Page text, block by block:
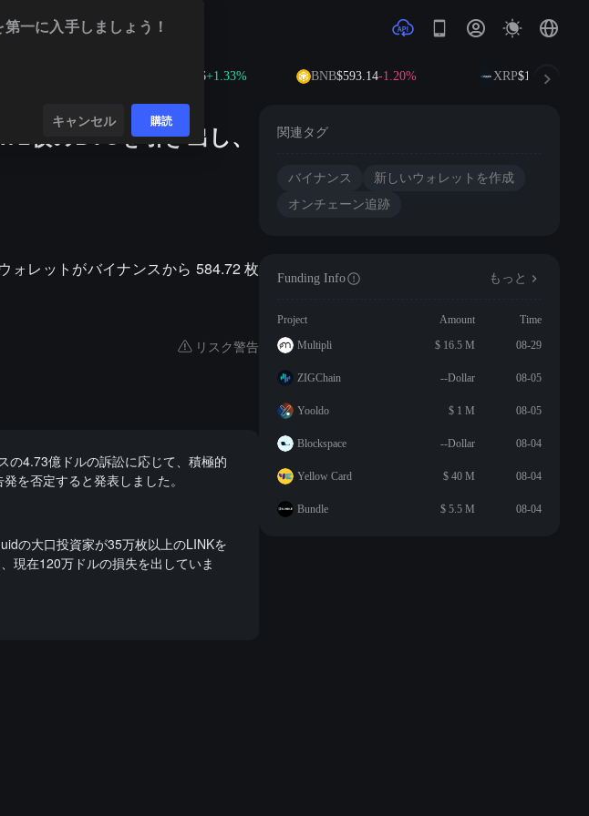
+1.33% BNB$593.14-1.20% XRP$1.04 -2.18%
枚のBTCを引き出し、
ォレットがバイナンスから 584.72 枚
リスク警告
の4.73億ドルの訴訟に応じて、積極的
を否定すると発表しました。
の大口投資家が35万枚以上のLINKを
現在120万ドルの損失を出していま
関連タグ
バイナンス
新しいウォレットを作成
オンチェーン追跡
Funding Info もっと
Project Amount
Time
Multipli
$ 16.5 M 08-29
ZIGChain --Dollar 08-05
Yooldo $ 1 M 08-05
Blockspace --Dollar 08-04
Yellow Card $ 40 M 08-04
Bundle $ 5.5 M 08-04
一に入手しましょう！
キャンセル 購読